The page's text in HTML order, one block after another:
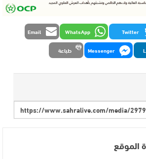
Twitter
WhatsApp
Email
Messenger طباعة
الموقع